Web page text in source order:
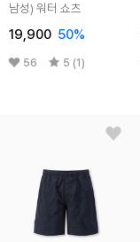
남성) 워터 쇼츠
19,900 50%
56 5 (1)